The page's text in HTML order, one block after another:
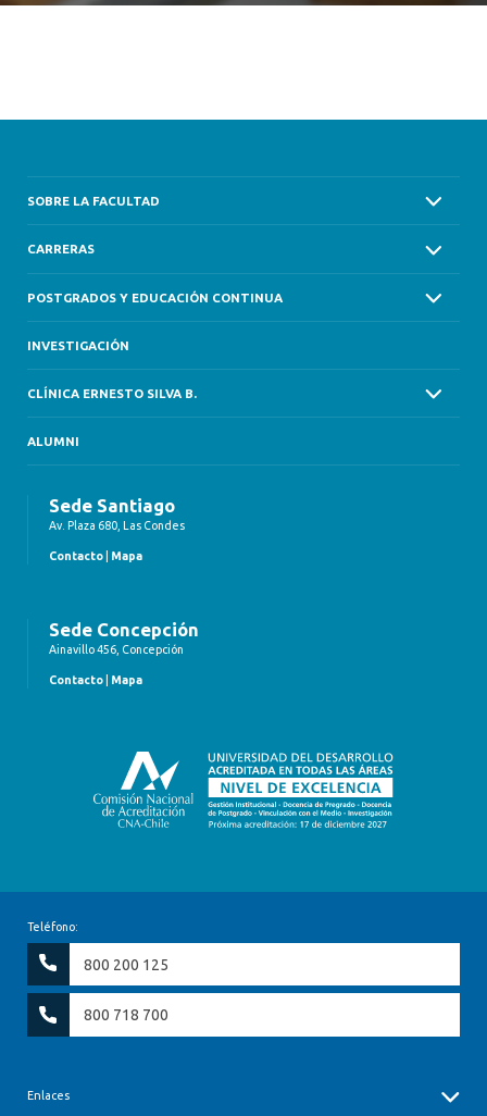
SOBRE LA FACULTAD
CARRERAS
POSTGRADOS Y EDUCACIÓN CONTINUA
INVESTIGACIÓN
CLÍNICA ERNESTO SILVA B.
ALUMNI
Sede Santiago
Av. Plaza 680, Las Condes
Contacto Mapa
Sede Concepción
Ainavillo 456, Concepción
Contacto Mapa
Teléfono:
800 200 125
800 718 700
Enlaces